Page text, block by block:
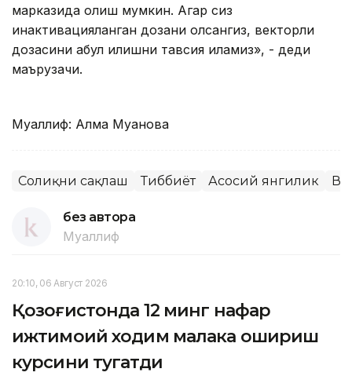
марказида олиш мумкин. Агар сиз
инактивацияланган дозани олсангиз, векторли
дозасини қабул қилишни тавсия қиламиз», - деди
маърузачи.
Муаллиф: Алма Муқанова
Соғлиқни сақлаш Тиббиёт Асосий янгилик
без автора
Муаллиф
20:10, 06 Август 2026
Қозоғистонда 12 минг нафар
ижтимоий ходим малака ошириш
курсини тугатди